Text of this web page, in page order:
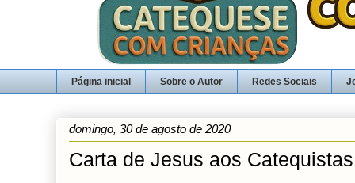
Página inicial Sobre o Autor Redes Sociais
domingo, 30 de agosto de 2020
Carta de Jesus aos Catequistas